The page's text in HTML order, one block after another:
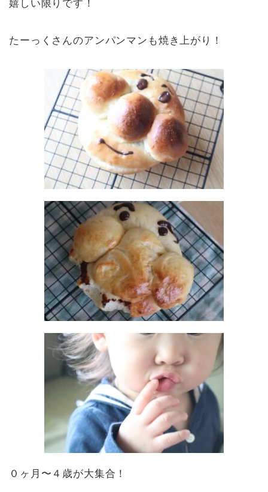
嬉しい限りです！
たーっくさんのアンパンマンも焼き上がり！
０ヶ月〜４歳が大集合！